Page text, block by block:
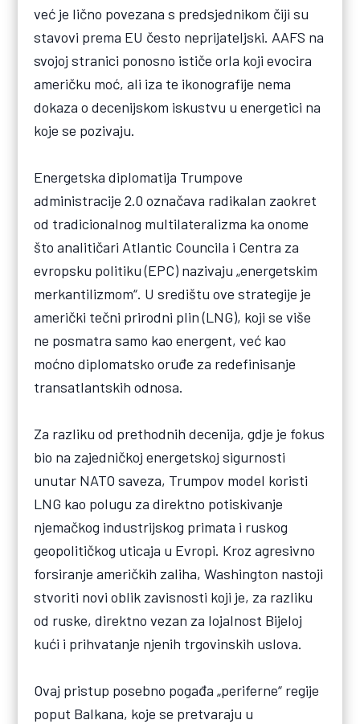
već je lično povezana s predsjednikom čiji su
stavovi prema EU često neprijateljski. AAFS na
svojoj stranici ponosno ističe orla koji evocira
američku moć, ali iza te ikonografije nema
dokaza o decenijskom iskustvu u energetici na
koje se pozivaju.
Energetska diplomatija Trumpove
administracije 2.0 označava radikalan zaokret
od tradicionalnog multilateralizma ka onome
što analitičari Atlantic Councila i Centra za
evropsku politiku (EPC) nazivaju „energetskim
merkantilizmom“. U središtu ove strategije je
američki tečni prirodni plin (LNG), koji se više
ne posmatra samo kao energent, već kao
moćno diplomatsko oruđe za redefinisanje
transatlantskih odnosa.
Za razliku od prethodnih decenija, gdje je fokus
bio na zajedničkoj energetskoj sigurnosti
unutar NATO saveza, Trumpov model koristi
LNG kao polugu za direktno potiskivanje
njemačkog industrijskog primata i ruskog
geopolitičkog uticaja u Evropi. Kroz agresivno
forsiranje američkih zaliha, Washington nastoji
stvoriti novi oblik zavisnosti koji je, za razliku
od ruske, direktno vezan za lojalnost Bijeloj
kući i prihvatanje njenih trgovinskih uslova.
Ovaj pristup posebno pogađa „periferne“ regije
poput Balkana, koje se pretvaraju u